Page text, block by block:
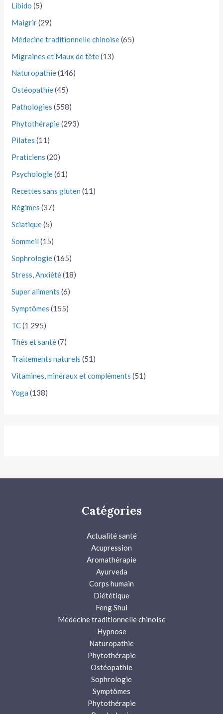
Libido (5)
Maigrir(29)
Médecine traditionnelle chinoise(65)
Migraines et Maux de tête(13)
Naturopathie(146)
Ostéopathie(45)
Pathologies (558)
Phytothérapie(293)
Pilates (11)
Praticiens (20)
Psychologie(61)
Recettes sans gluten (11)
Régimes (37)
Sciatique(5)
Sommeil (15)
Sophrologie(165)
Stress, Anxiété(18)
Super aliments (6)
Symptômes (155)
TC(1 295)
Thés et santé(7)
Traitements naturels (51)
Vitamines, minéraux et compléments (51)
Yoga (138)
Catégories
Actualité santé
Acupression
Aromathérapie
Ayurveda
Corps humain
Diététique
Feng Shui
Médecine traditionnelle chinoise
Hypnose
Naturopathie
Phytothérapie
Ostéopathie
Sophrologie
Symptômes
Phytothérapie